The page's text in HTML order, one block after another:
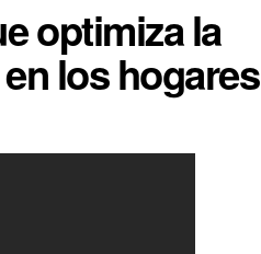
optimiza la
los hogares